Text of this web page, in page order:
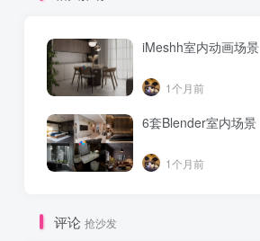
iMeshh室内动画场景
1个月前
6套Blender室内场景
1个月前
评论 抢沙发